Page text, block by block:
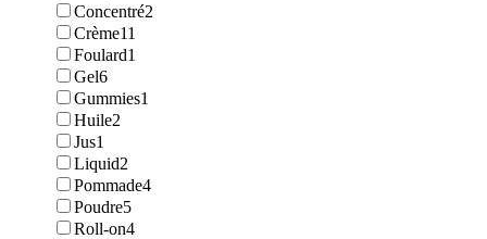
Concentré2
Crème11
Foulard1
Gel6
Gummies1
Huile2
Jus1
Liquid2
Pommade4
Poudre5
Roll-on4